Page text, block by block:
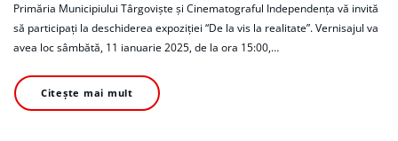
Primăria Municipiului Târgoviște și Cinematograful Independența vă invită
să participați la deschiderea expoziției “De la vis la realitate”. Vernisajul va
avea loc sâmbătă, 11 ianuarie 2025, de la ora 15:00,…
Citește mai mult